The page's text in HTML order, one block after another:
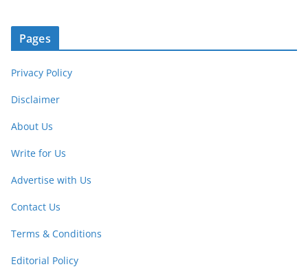
Pages
Privacy Policy
Disclaimer
About Us
Write for Us
Advertise with Us
Contact Us
Terms & Conditions
Editorial Policy